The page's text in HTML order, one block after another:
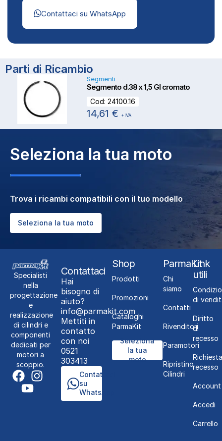
Contattaci su WhatsApp
Parti di Ricambio
Segmenti
Segmento d.38 x 1,5 GI cromato
Cod: 24100.16
14,61 € +IVA
Seleziona la tua moto
Trova i ricambi compatibili con il tuo modello
Seleziona la tua moto
Specialisti
nella
progettazione
e
realizzazione
di cilindri e
componenti
dedicati per
motori a
scoppio.
Contattaci
Hai
bisogno di
aiuto?
info@parmakit.com
Mettiti in
contatto
con noi
0521
303413
Contattaci
su
WhatsApp
Shop
Prodotti
Promozioni
Cataloghi
ParmaKit
Seleziona
la tua
moto
ParmaKit
Chi
siamo
Contatti
Rivenditori
Paramotori
Ripristino
Cilindri
Link
utili
di
Diritto
di
recesso
Richiesta
recesso
Account
Accedi
Carrello